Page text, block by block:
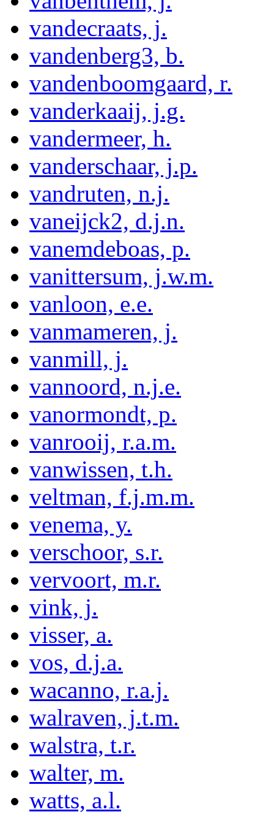
vandecraats, j.
vandenberg3, b.
vandenboomgaard, r.
vanderkaaij, j.g.
vandermeer, h.
vanderschaar, j.p.
vandruten, n.j.
vaneijck2, d.j.n.
vanemdeboas, p.
vanittersum, j.w.m.
vanloon, e.e.
vanmameren, j.
vanmill, j.
vannoord, n.j.e.
vanormondt, p.
vanrooij, r.a.m.
vanwissen, t.h.
veltman, f.j.m.m.
venema, y.
verschoor, s.r.
vervoort, m.r.
vink, j.
visser, a.
vos, d.j.a.
wacanno, r.a.j.
walraven, j.t.m.
walstra, t.r.
walter, m.
watts, a.l.